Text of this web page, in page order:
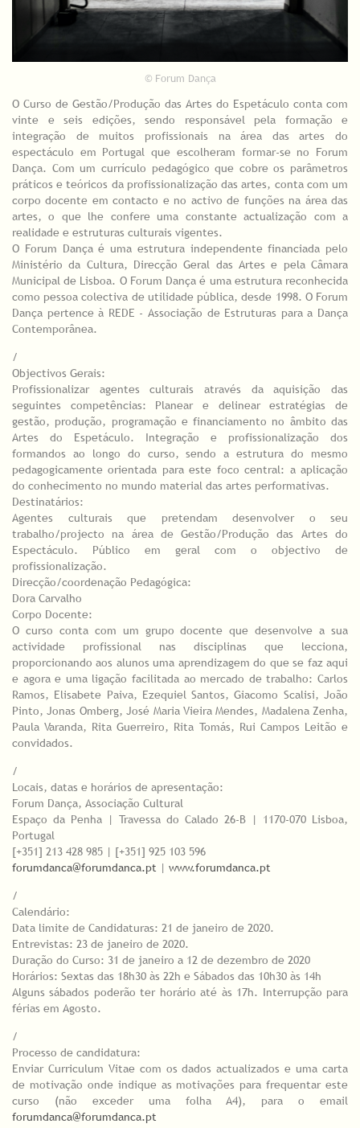
© Forum Dança
O Curso de Gestão/Produção das Artes do Espetáculo conta com
vinte e seis edições, sendo responsável pela formação e
integração de muitos profissionais na área das artes do
espectáculo em Portugal que escolheram formar-se no Forum
Dança. Com um currículo pedagógico que cobre os parâmetros
práticos e teóricos da profissionalização das artes, conta com um
corpo docente em contacto e no activo de funções na área das
artes, o que lhe confere uma constante actualização com a
realidade e estruturas culturais vigentes.
O Forum Dança é uma estrutura independente financiada pelo
Ministério da Cultura, Direcção Geral das Artes e pela Câmara
Municipal de Lisboa. O Forum Dança é uma estrutura reconhecida
como pessoa colectiva de utilidade pública, desde 1998. O Forum
Dança pertence à REDE - Associação de Estruturas para a Dança
Contemporânea.
/
Objectivos Gerais:
Profissionalizar agentes culturais através da aquisição das
seguintes competências: Planear e delinear estratégias de
gestão, produção, programação e financiamento no âmbito das
Artes do Espetáculo. Integração e profissionalização dos
formandos ao longo do curso, sendo a estrutura do mesmo
pedagogicamente orientada para este foco central: a aplicação
do conhecimento no mundo material das artes performativas.
Destinatários:
Agentes culturais que pretendam desenvolver o seu
trabalho/projecto na área de Gestão/Produção das Artes do
Espectáculo. Público em geral com o objectivo de
profissionalização.
Direcção/coordenação Pedagógica:
Dora Carvalho
Corpo Docente:
O curso conta com um grupo docente que desenvolve a sua
actividade profissional nas disciplinas que lecciona,
proporcionando aos alunos uma aprendizagem do que se faz aqui
e agora e uma ligação facilitada ao mercado de trabalho: Carlos
Ramos, Elisabete Paiva, Ezequiel Santos, Giacomo Scalisi, João
Pinto, Jonas Omberg, José Maria Vieira Mendes, Madalena Zenha,
Paula Varanda, Rita Guerreiro, Rita Tomás, Rui Campos Leitão e
convidados.
/
Locais, datas e horários de apresentação:
Forum Dança, Associação Cultural
Espaço da Penha | Travessa do Calado 26-B | 1170-070 Lisboa,
Portugal
[+351] 213 428 985 | [+351] 925 103 596
forumdanca@forumdanca.pt | www.forumdanca.pt
/
Calendário:
Data limite de Candidaturas: 21 de janeiro de 2020.
Entrevistas: 23 de janeiro de 2020.
Duração do Curso: 31 de janeiro a 12 de dezembro de 2020
Horários: Sextas das 18h30 às 22h e Sábados das 10h30 às 14h
Alguns sábados poderão ter horário até às 17h. Interrupção para
férias em Agosto.
/
Processo de candidatura:
Enviar Curriculum Vitae com os dados actualizados e uma carta
de motivação onde indique as motivações para frequentar este
curso (não exceder uma folha A4), para o email
forumdanca@forumdanca.pt